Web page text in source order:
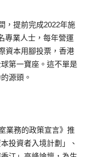
，提前完成2022年施
專業人士，每年營運
資本用腳投票，香港
第一寶座。這不單是
源頭。
業務的政策宣言》推
投資者入境計劃」、